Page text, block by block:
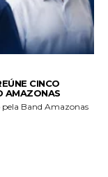
CINCO
AMAZONAS
Band Amazonas